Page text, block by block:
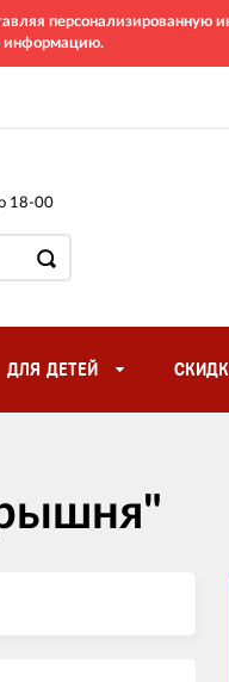
персонализированную
информацию.
18-00
ДЛЯ ДЕТЕЙ